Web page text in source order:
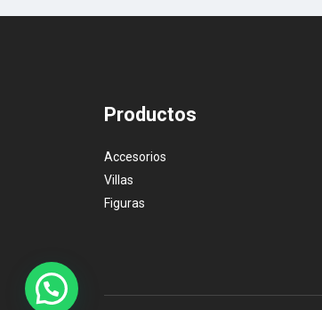
Productos
Accesorios
Villas
Figuras